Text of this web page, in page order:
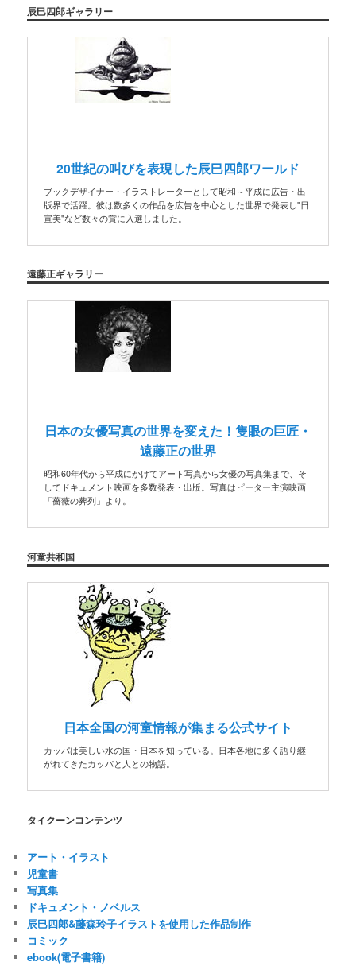
辰巳四郎ギャラリー
20世紀の叫びを表現した辰巳四郎ワールド
ブックデザイナー・イラストレーターとして昭和～平成に広告・出
版界で活躍。彼は数多くの作品を広告を中心とした世界で発表し"日
宣美"など数々の賞に入選しました。
遠藤正ギャラリー
日本の女優写真の世界を変えた！隻眼の巨匠・
遠藤正の世界
昭和60年代から平成にかけてアート写真から女優の写真集まで、そ
してドキュメント映画を多数発表・出版。写真はピーター主演映画
「薔薇の葬列」より。
河童共和国
日本全国の河童情報が集まる公式サイト
カッパは美しい水の国・日本を知っている。日本各地に多く語り継
がれてきたカッパと人との物語。
タイクーンコンテンツ
アート・イラスト
児童書
写真集
ドキュメント・ノベルス
辰巳四郎&藤森玲子イラストを使用した作品制作
コミック
ebook(電子書籍)